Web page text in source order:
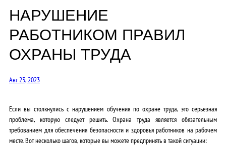
НАРУШЕНИЕ
РАБОТНИКОМ ПРАВИЛ
ОХРАНЫ ТРУДА
Авг 23, 2023
Если вы столкнулись с нарушением обучения по охране труда, это серьезная
проблема, которую следует решить. Охрана труда является обязательным
требованием для обеспечения безопасности и здоровья работников на рабочем
месте. Вот несколько шагов, которые вы можете предпринять в такой ситуации: